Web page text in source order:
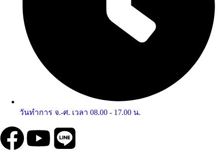
วันทำการ จ.-ศ. เวลา 08.00 - 17.00 น.